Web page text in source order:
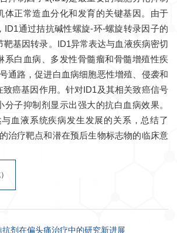
体正常造血分化和发育的关键基因。由于
ID1通过拮抗碱性螺旋-环-螺旋转录因子的
靶基因转录。ID1异常表达与血液疾病密切
系白血病、多发性骨髓瘤和骨髓增殖性疾
通路，促进白血病细胞恶性增殖、侵袭和
癌基因作用。针对ID1及其相关致癌信号
子抑制剂显示出强大的抗白血病效果。
血液系统疾病发生发展的关系，总结了
治疗靶点和潜在预后生物标志物的临床意
抗剂在偏头痛治疗中的研究新进展